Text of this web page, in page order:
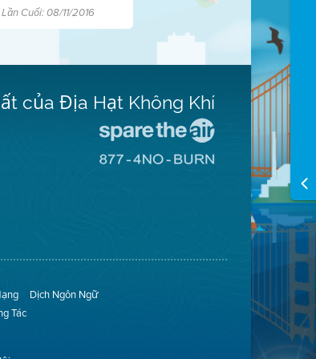
Cuối: 08/11/2016
của Địa Hạt Không Khí
Trang
Không
(Không
Dịch Ngôn Ngữ
Tác